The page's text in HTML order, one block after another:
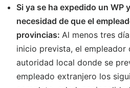
Si ya se ha expedido un WP
necesidad de que el
provincias: Al menos tres
inicio prevista, el empleador
autoridad local donde se
empleado extranjero los